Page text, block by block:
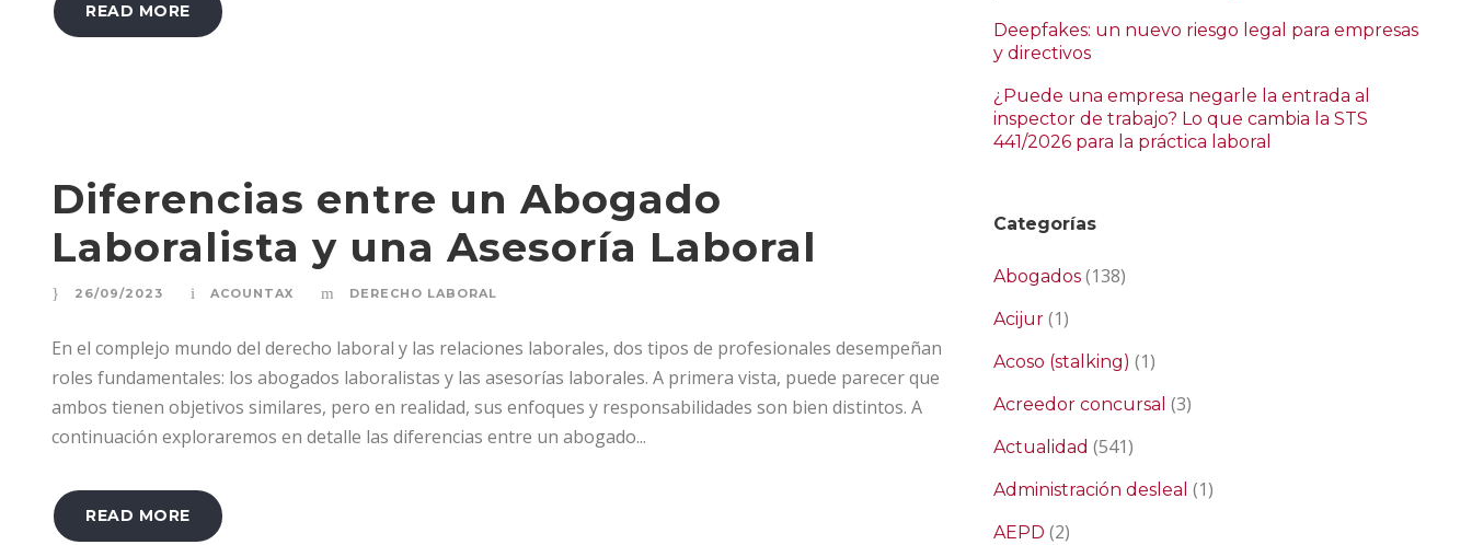
READ MORE
Diferencias entre un Abogado
Laboralista y una Asesoría Laboral
26/09/2023 ACOUNTAX DERECHO LABORAL
En el complejo mundo del derecho laboral y las relaciones laborales, dos tipos de profesionales desempeñan
roles fundamentales: los abogados laboralistas y las asesorías laborales. A primera vista, puede parecer que
ambos tienen objetivos similares, pero en realidad, sus enfoques y responsabilidades son bien distintos. A
continuación exploraremos en detalle las diferencias entre un abogado...
READ MORE
Deepfakes: un nuevo riesgo legal para empresas
y directivos
¿Puede una empresa negarle la entrada al
inspector de trabajo? Lo que cambia la STS
441/2026 para la práctica laboral
Categorías
Abogados (138)
Acijur (1)
Acoso (stalking) (1)
Acreedor concursal (3)
Actualidad (541)
Administración desleal (1)
AEPD (2)